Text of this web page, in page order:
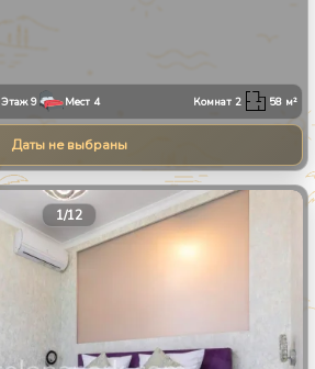
Этаж9 Мест 4 Комнат2 58 м²
Даты не выбраны
1/12